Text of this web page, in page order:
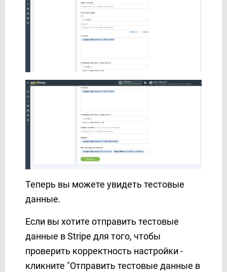
Теперь вы можете увидеть тестовые
данные.
Если вы хотите отправить тестовые
данные в Stripe для того, чтобы
проверить корректность настройки -
кликните "Отправить тестовые данные в